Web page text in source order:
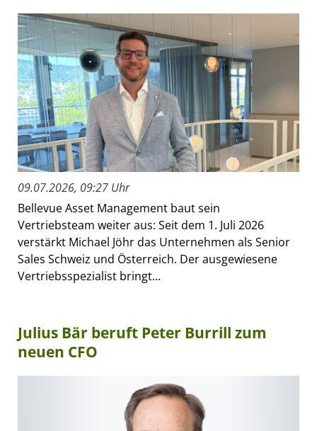
09.07.2026, 09:27 Uhr
Bellevue Asset Management baut sein
Vertriebsteam weiter aus: Seit dem 1. Juli 2026
verstärkt Michael Jöhr das Unternehmen als Senior
Sales Schweiz und Österreich. Der ausgewiesene
Vertriebsspezialist bringt...
Julius Bär beruft Peter Burrill zum
neuen CFO